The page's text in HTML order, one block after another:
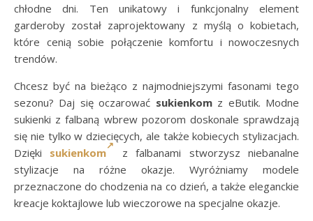
chłodne dni. Ten unikatowy i funkcjonalny element
garderoby został zaprojektowany z myślą o kobietach,
które cenią sobie połączenie komfortu i nowoczesnych
trendów.
Chcesz być na bieżąco z najmodniejszymi fasonami tego
sezonu? Daj się oczarować sukienkomz eButik. Modne
sukienki z falbaną wbrew pozorom doskonale sprawdzają
się nie tylko w dziecięcych, ale także kobiecych stylizacjach.
Dzięki sukienkom
z falbanami stworzysz niebanalne
stylizacje na różne okazje. Wyróżniamy modele
przeznaczone do chodzenia na co dzień, a także eleganckie
kreacje koktajlowe lub wieczorowe na specjalne okazje.